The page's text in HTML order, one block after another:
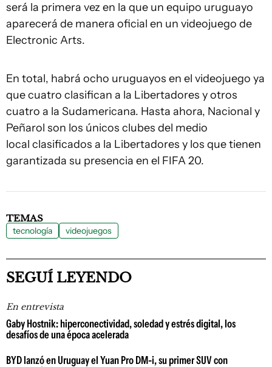
será la primera vez en la que un equipo uruguayo
aparecerá de manera oficial en un videojuego de
Electronic Arts.
En total, habrá ocho uruguayos en el videojuego ya
que cuatro clasifican a la Libertadores y otros
cuatro a la Sudamericana. Hasta ahora, Nacional y
Peñarol son los únicos clubes del medio
local clasificados a la Libertadores y los que tienen
garantizada su presencia en el FIFA 20.
TEMAS
tecnología videojuegos
SEGUÍ LEYENDO
En entrevista
Gaby Hostnik: hiperconectividad, soledad y estrés digital, los
desafíos de una época acelerada
BYD lanzó en Uruguay el Yuan Pro DM-i, su primer SUV con